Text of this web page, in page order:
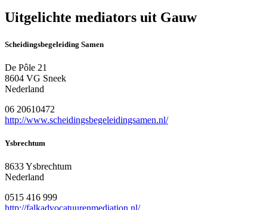
Uitgelichte mediators uit Gauw
Scheidingsbegeleiding Samen
De Pôle 21
8604 VG Sneek
Nederland
06 20610472
http://www.scheidingsbegeleidingsamen.nl/
Ysbrechtum
8633 Ysbrechtum
Nederland
0515 416 999